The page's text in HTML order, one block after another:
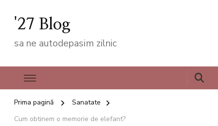
'27 Blog
sa ne autodepasim zilnic
Prima pagină
Sanatate
Cum obtinem o memorie de elefant?